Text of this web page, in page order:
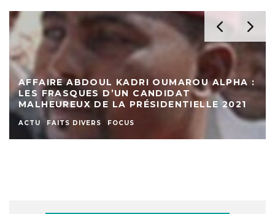
:
MARIAGE AU LDB DE MARADI : FAIT DIVERS
OU PHÉNOMÈNE DE DÉVIANCE ?
ACTU EDUCATION FAITS DIVERS SOCIETE